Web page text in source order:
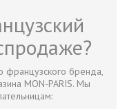
французского бренда,
MON-PARIS. Мы